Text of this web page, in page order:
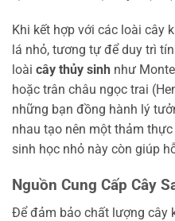
Khi kết hợp với các loài cây
lá nhỏ, tương tự để duy trì
loài cây thủy sinh như
hoặc trân châu ngọc trai
những bạn đồng hành lý
nhau tạo nên một thảm
sinh học nhỏ này còn giúp
Nguồn Cung Cấp Cây
Để đảm bảo chất lượng cây